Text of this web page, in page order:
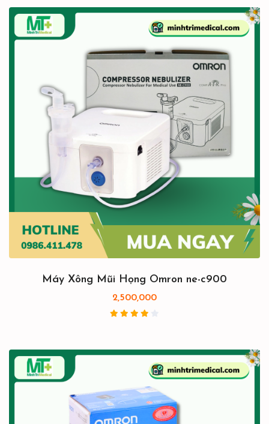
Máy Xông Mũi Họng Omron ne-c900
2,500,000